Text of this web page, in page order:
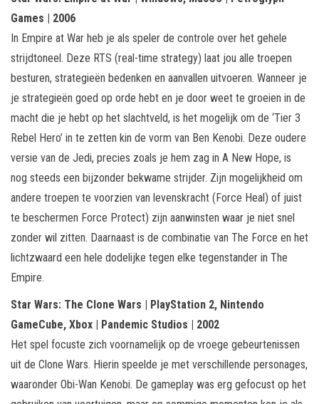
Games | 2006
In Empire at War heb je als speler de controle over het gehele
strijdtoneel. Deze RTS (real-time strategy) laat jou alle troepen
besturen, strategieën bedenken en aanvallen uitvoeren. Wanneer je
je strategieën goed op orde hebt en je door weet te groeien in de
macht die je hebt op het slachtveld, is het mogelijk om de ‘Tier 3
Rebel Hero’ in te zetten kin de vorm van Ben Kenobi. Deze oudere
versie van de Jedi, precies zoals je hem zag in A New Hope, is
nog steeds een bijzonder bekwame strijder. Zijn mogelijkheid om
andere troepen te voorzien van levenskracht (Force Heal) of juist
te beschermen Force Protect) zijn aanwinsten waar je niet snel
zonder wil zitten. Daarnaast is de combinatie van The Force en het
lichtzwaard een hele dodelijke tegen elke tegenstander in The
Empire.
Star Wars: The Clone Wars | PlayStation 2, Nintendo
GameCube, Xbox | Pandemic Studios | 2002
Het spel focuste zich voornamelijk op de vroege gebeurtenissen
uit de Clone Wars. Hierin speelde je met verschillende personages,
waaronder Obi-Wan Kenobi. De gameplay was erg gefocust op het